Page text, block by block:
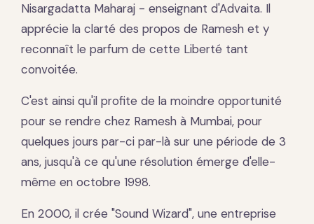
Nisargadatta Maharaj - enseignant d'Advaita. Il
apprécie la clarté des propos de Ramesh et y
reconnaît le parfum de cette Liberté tant
convoitée.
C'est ainsi qu'il profite de la moindre opportunité
pour se rendre chez Ramesh à Mumbai, pour
quelques jours par-ci par-là sur une période de 3
ans, jusqu'à ce qu'une résolution émerge d'elle-
même en octobre 1998.
En 2000, il crée "Sound Wizard", une entreprise